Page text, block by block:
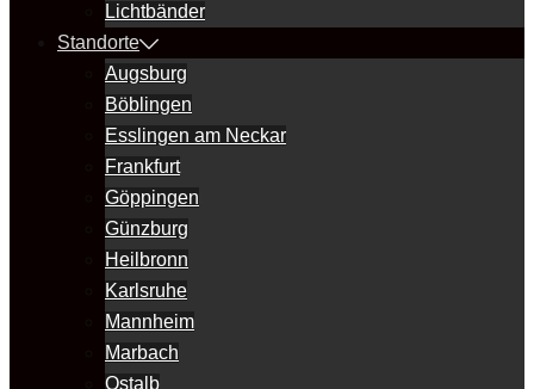
Lichtbänder
Standorte
Augsburg
Böblingen
Esslingen am Neckar
Frankfurt
Göppingen
Günzburg
Heilbronn
Karlsruhe
Mannheim
Marbach
Ostalb